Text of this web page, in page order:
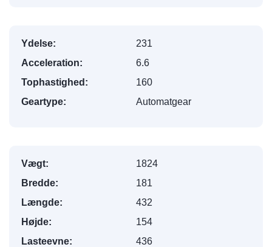
Ydelse:
231
Acceleration:
6.6
Tophastighed:
160
Geartype:
Automatgear
Vægt:
1824
Bredde:
181
Længde:
432
Højde:
154
Lasteevne:
436